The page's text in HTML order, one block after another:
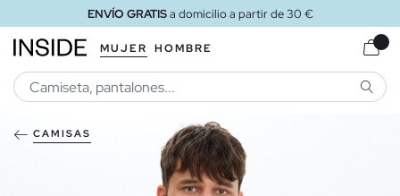
ENVÍO GRATISa domicilio a partir de 30 €
MUJER HOMBRE
CAMISAS